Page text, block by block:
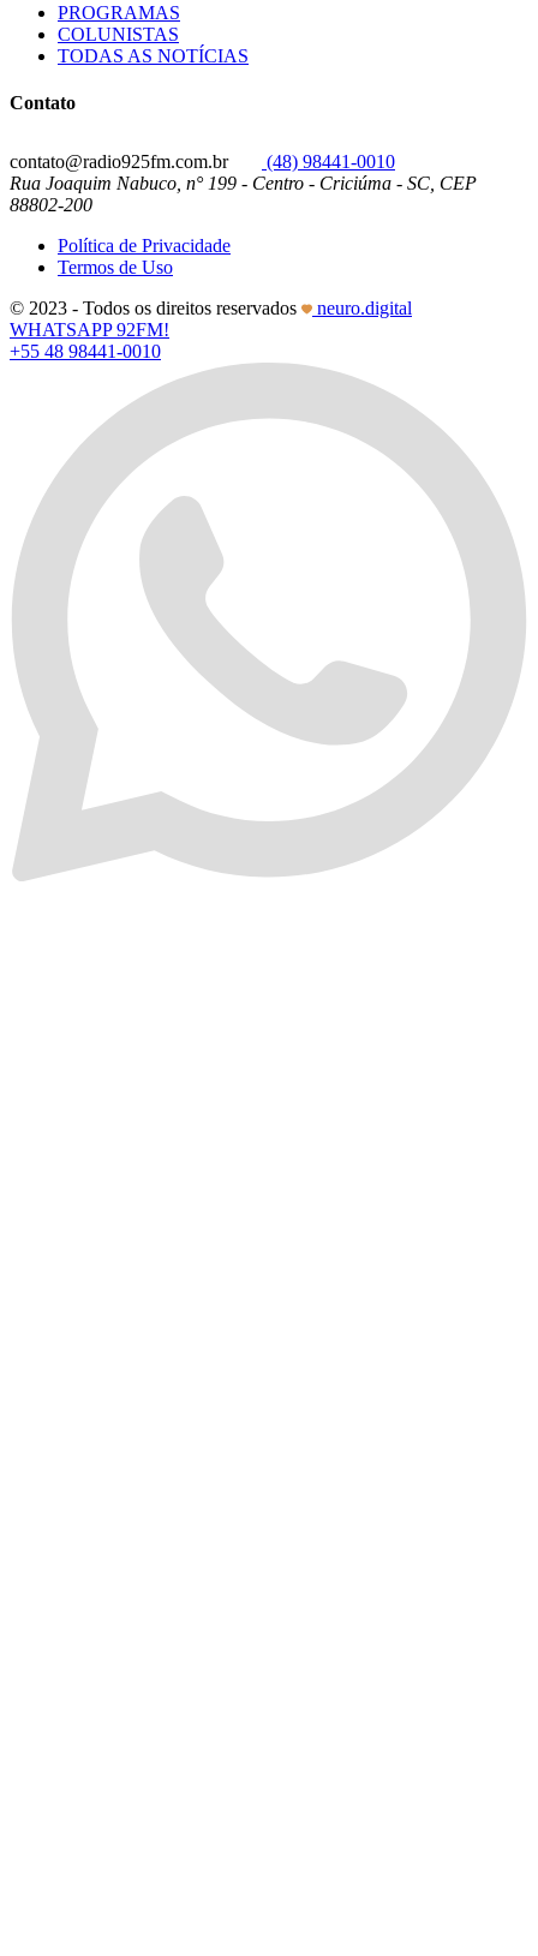
PROGRAMAS
COLUNISTAS
TODAS AS NOTÍCIAS
Contato
contato@radio925fm.com.br
(48) 98441-0010
Rua Joaquim Nabuco, n° 199 - Centro - Criciúma - SC, CEP
88802-200
Política de Privacidade
Termos de Uso
© 2023 - Todos os direitos reservados
neuro.digital
WHATSAPP 92FM!
+55 48 98441-0010